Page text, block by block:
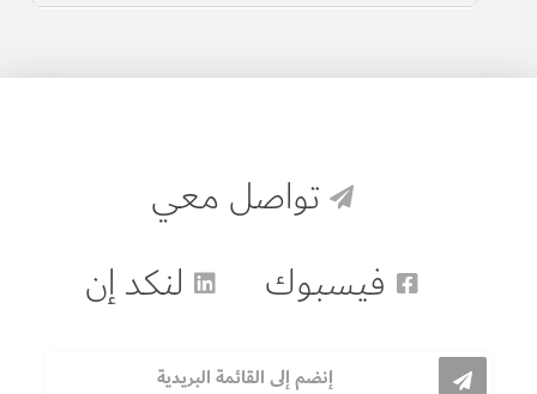
تواصل معي
فيسبوك
لنكد إن
إنضم إلى القائمة البريدية